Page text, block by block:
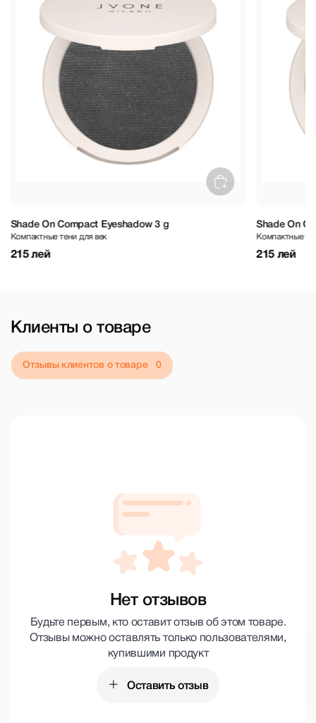
Shade On Compact Eyeshadow 3 g
Компактные тени для век
215 лей
Shade On
Компактные
215 лей
Клиенты о товаре
Отзывы клиентов о товаре
Нет отзывов
Будьте первым, кто оставит отзыв об этом товаре.
Отзывы можно оставлять только пользователями,
купившими продукт
Оставить отзыв